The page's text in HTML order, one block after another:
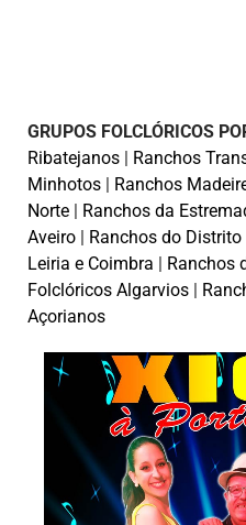
GRUPOS FOLCLÓRICOS
Ribatejanos
Ranchos
Minhotos
Ranchos
Norte
Ranchos da
Aveiro
Ranchos do Distrito
Leiria e Coimbra
Ranchos
Folclóricos Algarvios
Açorianos